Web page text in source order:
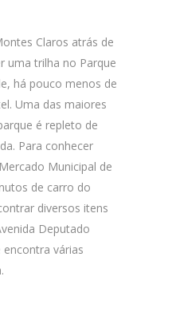
Claros atrás de
uma trilha no Parque
há pouco menos de
Uma das maiores
é repleto de
Para conhecer
Municipal de
de carro do
diversos itens
Deputado
encontra várias